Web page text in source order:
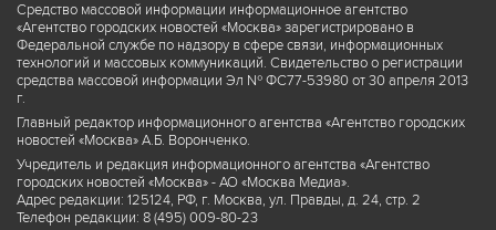
Средство массовой информации информационное агентство
«Агентство городских новостей «Москва» зарегистрировано в
Федеральной службе по надзору в сфере связи, информационных
технологий и массовых коммуникаций. Свидетельство о регистрации
средства массовой информации Эл № ФС77-53980 от 30 апреля 2013
г.
Главный редактор информационного агентства «Агентство городских
новостей «Москва» А.Б. Воронченко.
Учредитель и редакция информационного агентства «Агентство
городских новостей «Москва» - АО «Москва Медиа».
Адрес редакции: 125124, РФ, г. Москва, ул. Правды, д. 24, стр. 2
Телефон редакции: 8 (495) 009-80-23